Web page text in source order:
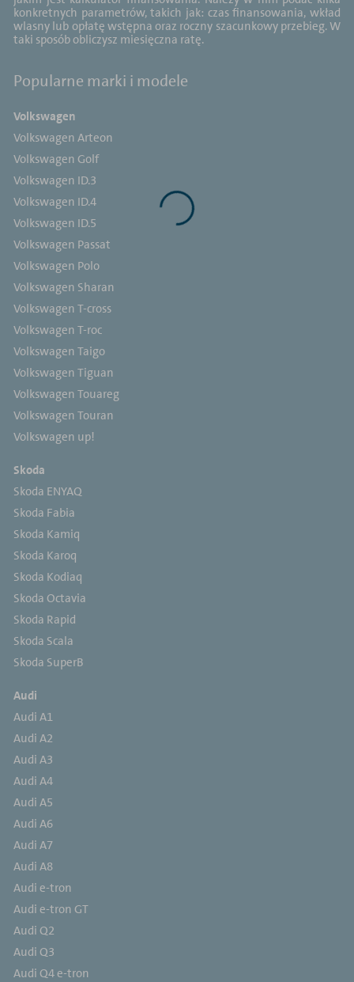
konkretnych parametrów, takich jak: czas finansowania, wkład
wlasny lub opłatę wstępna oraz roczny szacunkowy przebieg. W
taki sposób obliczysz miesięczna ratę.
Popularne marki i modele
Volkswagen
Volkswagen Arteon
Volkswagen Golf
Volkswagen ID.3
Volkswagen ID.4
Volkswagen ID.5
Volkswagen Passat
Volkswagen Polo
Volkswagen Sharan
Volkswagen T-cross
Volkswagen T-roc
Volkswagen Taigo
Volkswagen Tiguan
Volkswagen Touareg
Volkswagen Touran
Volkswagen up!
Skoda
Skoda ENYAQ
Skoda Fabia
Skoda Kamiq
Skoda Karoq
Skoda Kodiaq
Skoda Octavia
Skoda Rapid
Skoda Scala
Skoda SuperB
Audi
Audi A1
Audi A2
Audi A3
Audi A4
Audi A5
Audi A6
Audi A7
Audi A8
Audi e-tron
Audi e-tron GT
Audi Q2
Audi Q3
Audi Q4 e-tron